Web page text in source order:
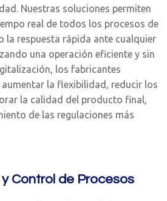
Nuestras soluciones permiten
real de todos los procesos de
la respuesta rápida ante cualquier
una operación eficiente y sin
los fabricantes
la flexibilidad, reducir los
la calidad del producto final,
de las regulaciones más
Control de Procesos